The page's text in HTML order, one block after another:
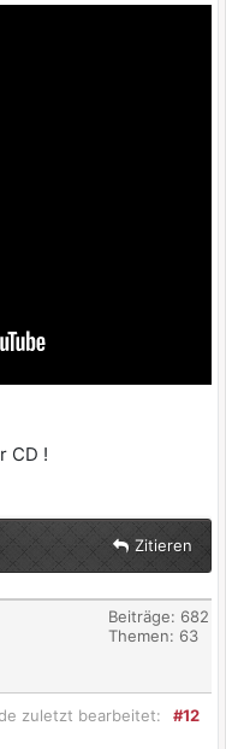
CD !
Zitieren
Beiträge: 682
Themen: 63
#12
zuletzt bearbeitet: